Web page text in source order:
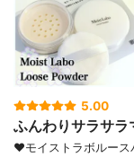
5.00
ふんわりサラサラ
❤︎モイストラボルース